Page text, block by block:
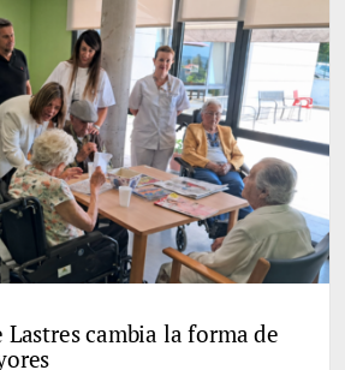
Lastres cambia la forma de